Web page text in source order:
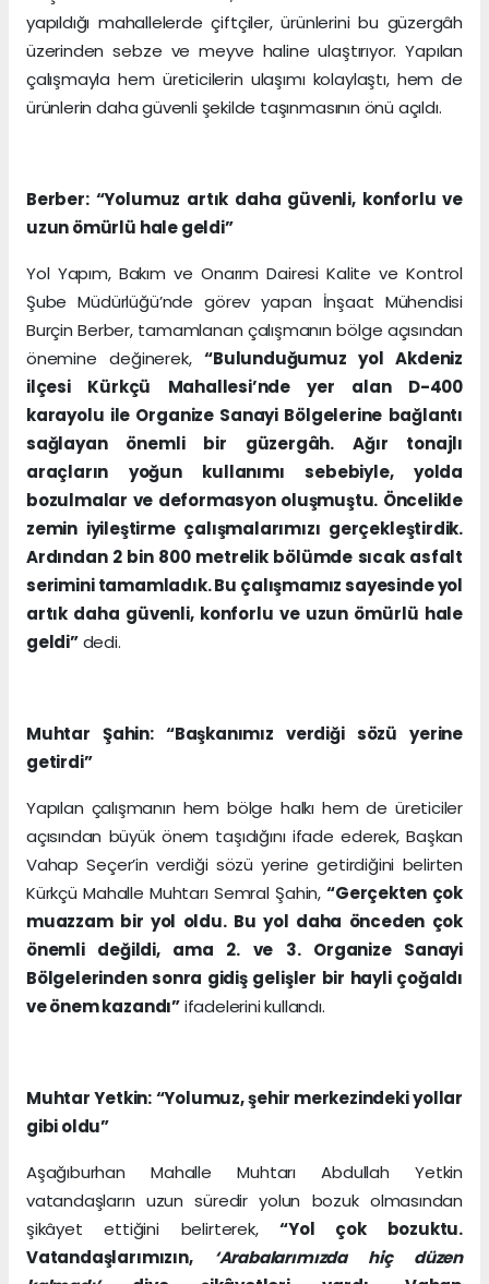
yapıldığı mahallelerde çiftçiler, ürünlerini bu güzergâh
üzerinden sebze ve meyve haline ulaştırıyor. Yapılan
çalışmayla hem üreticilerin ulaşımı kolaylaştı, hem de
ürünlerin daha güvenli şekilde taşınmasının önü açıldı.
Berber: “Yolumuz artık daha güvenli, konforlu ve
uzun ömürlü hale geldi”
Yol Yapım, Bakım ve Onarım Dairesi Kalite ve Kontrol
Şube Müdürlüğü’nde görev yapan İnşaat Mühendisi
Burçin Berber, tamamlanan çalışmanın bölge açısından
önemine değinerek,“Bulunduğumuz yol Akdeniz
ilçesi Kürkçü Mahallesi’nde yer alan D-400
karayolu ile Organize Sanayi Bölgelerine bağlantı
sağlayan önemli bir güzergâh. Ağır tonajlı
araçların yoğun kullanımı sebebiyle, yolda
bozulmalar ve deformasyon oluşmuştu. Öncelikle
zemin iyileştirme çalışmalarımızı gerçekleştirdik.
Ardından 2 bin 800 metrelik bölümde sıcak asfalt
serimini tamamladık. Bu çalışmamız sayesinde yol
artık daha güvenli, konforlu ve uzun ömürlü hale
geldi”dedi.
Muhtar Şahin: “Başkanımız verdiği sözü yerine
getirdi”
Yapılan çalışmanın hem bölge halkı hem de üreticiler
açısından büyük önem taşıdığını ifade ederek, Başkan
Vahap Seçer’in verdiği sözü yerine getirdiğini belirten
Kürkçü Mahalle Muhtarı Semral Şahin,“Gerçekten çok
muazzam bir yol oldu. Bu yol daha önceden çok
önemli değildi, ama 2. ve 3. Organize Sanayi
Bölgelerinden sonra gidiş gelişler bir hayli çoğaldı
ve önem kazandı”ifadelerini kullandı.
Muhtar Yetkin: “Yolumuz, şehir merkezindeki yollar
gibi oldu”
Aşağıburhan Mahalle Muhtarı Abdullah Yetkin
vatandaşların uzun süredir yolun bozuk olmasından
şikâyet ettiğini belirterek,“Yol çok bozuktu.
Vatandaşlarımızın,
‘Arabalarımızda hiç düzen